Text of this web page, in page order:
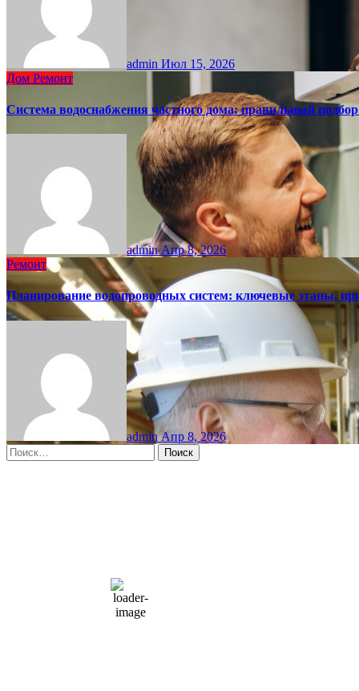
admin Июл 15, 2026
Дом Ремонт
Система водоснабжения частного дома: правильный
adminАпр 8, 2026
Ремонт
Планирование водопроводных систем: ключевые этапы,
adminАпр 8, 2026
Найти:
66 %
1004 мб
10 mph